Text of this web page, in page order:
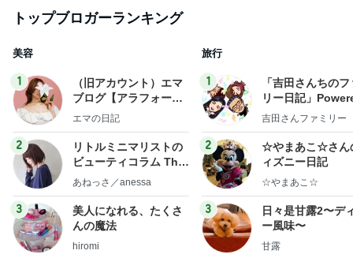
トップブロガーランキング
美容
1
（旧アカウント）エマ
ブログ【アラフォー会
社売却セカンドライ
エマの日記
2
リトルミニマリストの
ビューティコラム The
little minimalist's bea
あねっさ／anessa
3
美人になれる、たくさ
んの魔法
hiromi
旅行
1
「吉田さんちの
リー日記」
y Ameba 吉田さ
ログ
吉田さんファミリー
2
☆やまあこ☆さん
ィズニー日記
☆やまあこ☆
3
日々是甘露2〜デ
ー風味〜
甘露